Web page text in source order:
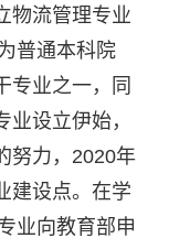
物流管理专业
普通本科院
专业之一，同
设立伊始，
努力，2020年
建设点。在学
业向教育部申